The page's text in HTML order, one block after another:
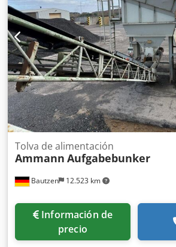
Bautzen 12.523 km
Tolva de alimentación
Ammann Aufgabebunker
Información de
precio